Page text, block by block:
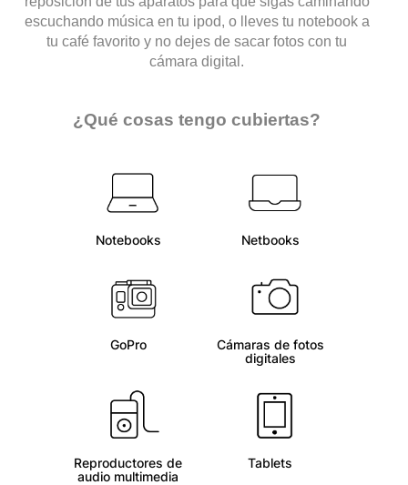
escuchando música en tu ipod, o lleves tu notebook a
tu café favorito y no dejes de sacar fotos con tu
cámara digital.
¿Qué cosas tengo cubiertas?
Notebooks Netbooks
GoPro
Cámaras de fotos
digitales
Reproductores de
audio multimedia
Tablets